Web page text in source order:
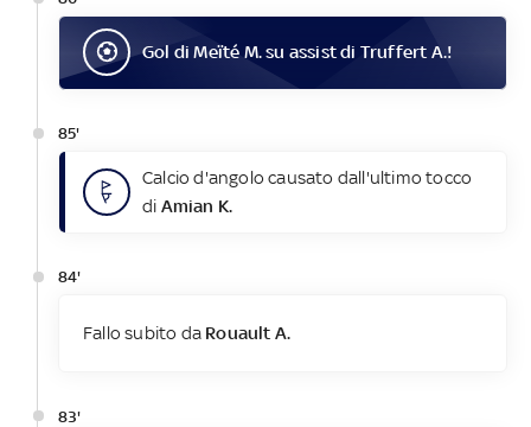
Gol diMeïté M.su assist di Truffert A.!
85'
Calcio d'angolo causato dall'ultimo tocco
di Amian K.
84'
Fallo subito da Rouault A.
83'